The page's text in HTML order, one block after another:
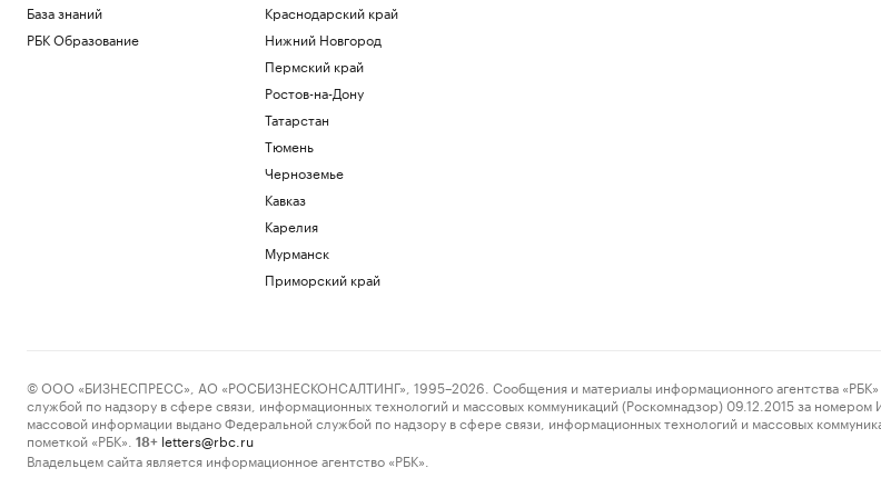
База знаний
РБК Образование
Краснодарский край
Нижний Новгород
Пермский край
Ростов-на-Дону
Татарстан
Тюмень
Черноземье
Кавказ
Карелия
Мурманск
Приморский край
© ООО «БИЗНЕСПРЕСС», АО «РОСБИЗНЕСКОНСАЛТИНГ», 1995–2026. Сообщения и материалы информационного агентства «РБК»
службой по надзору в сфере связи, информационных технологий и массовых коммуникаций (Роскомнадзор) 09.12.2015 за
массовой информации выдано Федеральной службой по надзору в сфере связи, информационных технологий и массовых
пометкой «РБК».
18+ letters@rbc.ru
Владельцем сайта является информационное агентство «РБК».